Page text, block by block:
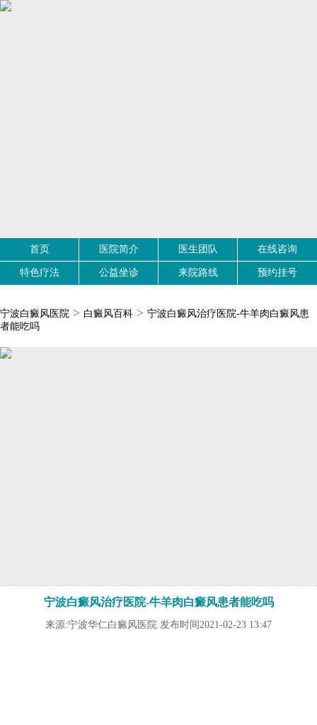
首页 医院简介 医生团队 在线咨询
特色疗法 公益坐诊 来院路线 预约挂号
宁波白癜风医院 > 白癜风百科 > 宁波白癜风治疗医院-牛羊肉白癜风患
者能吃吗
宁波白癜风治疗医院-牛羊肉白癜风患者能吃吗
来源:宁波华仁白癜风医院 发布时间2021-02-23 13:47